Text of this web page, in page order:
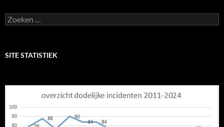
Zoeken
naar:
SITE STATISTIEK